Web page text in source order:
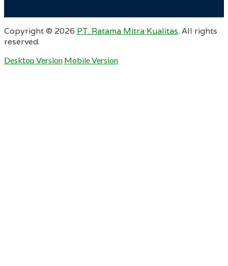
Copyright © 2026 PT. Ratama Mitra Kualitas. All rights
reserved.
Desktop Version Mobile Version